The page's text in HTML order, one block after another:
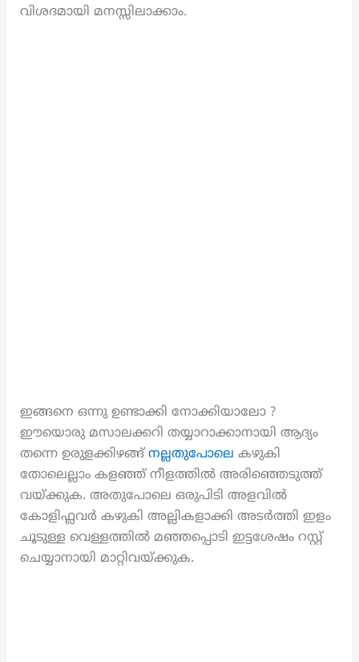
വിശദമായി മനസ്സിലാക്കാം.
ഇങ്ങനെ ഒന്നു ഉണ്ടാക്കി നോക്കിയാലോ ?
ഈയൊരു മസാലക്കറി തയ്യാറാക്കാനായി ആദ്യം
തന്നെ ഉരുളക്കിഴങ്ങ് നല്ലതുപോലെ കഴുകി
തോലെല്ലാം കളഞ്ഞ് നീളത്തിൽ അരിഞ്ഞെടുത്ത്
വയ്ക്കുക. അതുപോലെ ഒരുപിടി അളവിൽ
കോളിഫ്ലവർ കഴുകി അല്ലികളാക്കി അടർത്തി ഇളം
ചൂടുള്ള വെള്ളത്തിൽ മഞ്ഞപ്പൊടി ഇട്ടശേഷം റസ്റ്റ്
ചെയ്യാനായി മാറ്റിവയ്ക്കുക.